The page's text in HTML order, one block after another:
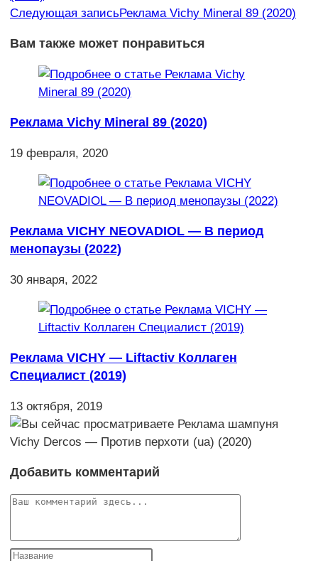
Следующая записьРеклама Vichy Mineral 89 (2020)
Вам также может понравиться
Реклама Vichy Mineral 89 (2020)
19 февраля, 2020
Реклама VICHY NEOVADIOL — В период
менопаузы (2022)
30 января, 2022
Реклама VICHY — Liftactiv Коллаген
Специалист (2019)
13 октября, 2019
Добавить комментарий
Комментарий